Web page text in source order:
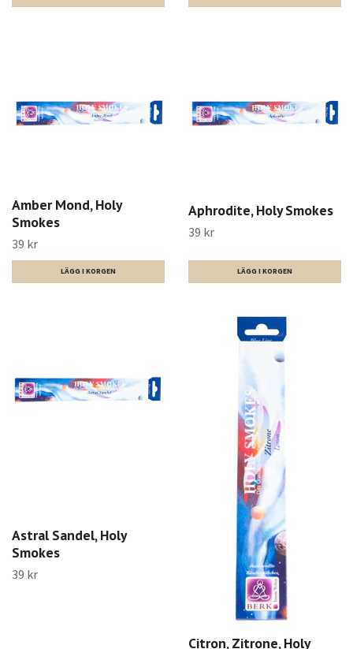
Amber Mond, Holy
Smokes
39 kr
Aphrodite, Holy Smokes
39 kr
Astral Sandel, Holy
Smokes
39 kr
Citron, Zitrone, Holy